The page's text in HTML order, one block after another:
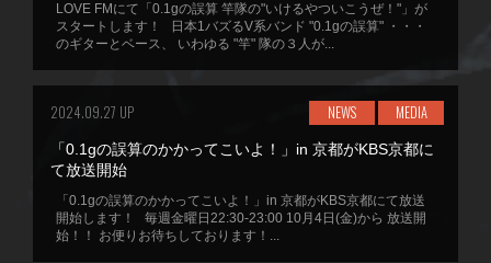
LOVE FMにて「0.1gの誤算 竿隊の"いけるやついこうぜ！"」が
スタートします！ 日本1バズるV系バンド "0.1gの誤算" ・・・
のギターとベース、 いわゆる "竿" 隊の３人が...
2024.09.27 UP NEWS MEDIA
「0.1gの誤算のかかってこいよ！」in 京都がKBS京都に
て放送開始
「0.1gの誤算のかかってこいよ！」in 京都がKBS京都にて放送
開始します！ 毎週金曜日22:30-23:00 10月4日(金)から 放送開
始！！ お便りお待ちしております！...